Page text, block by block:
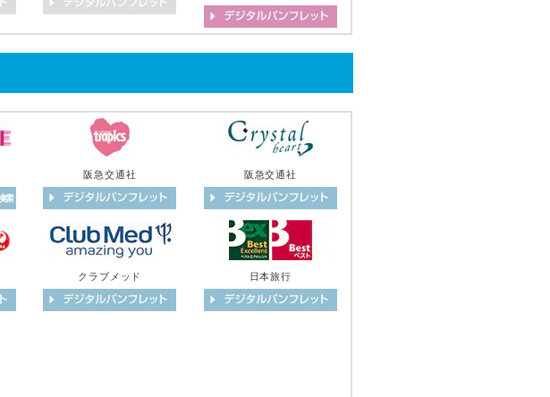
阪急交通社 阪急交通社
クラブメッド 日本旅行